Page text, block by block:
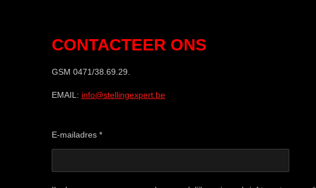
CONTACTEER ONS
GSM 0471/38.69.29.
EMAIL: info@stellingexpert.be
E-mailadres *